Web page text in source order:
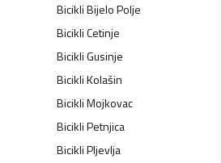
BicikliBijelo Polje
BicikliCetinje
BicikliGusinje
BicikliKolašin
BicikliMojkovac
BicikliPetnjica
BicikliPljevlja